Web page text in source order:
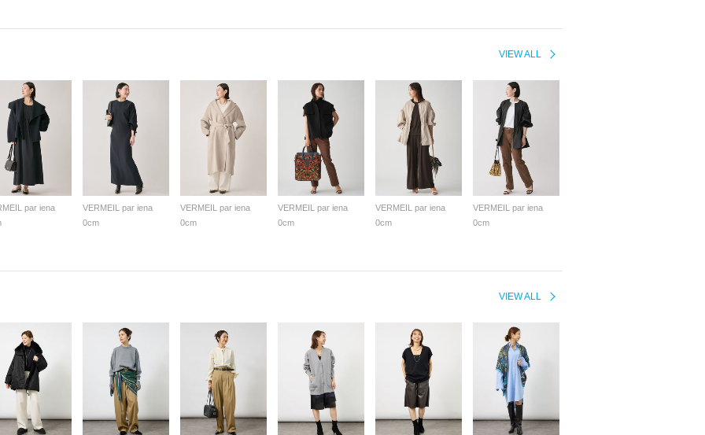
VIEW ALL
par iena
VERMEIL par iena
0cm
VERMEIL par iena
0cm
VERMEIL par iena
0cm
VERMEIL par iena
0cm
VERMEIL par iena
0cm
VIEW ALL